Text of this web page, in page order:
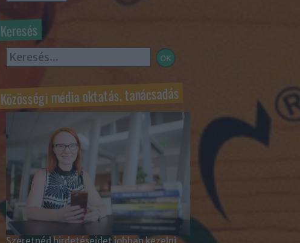
Keresés
Közösségi média oktatás, tanácsadás
Szeretnéd hirdetéseidet jobban kezelni,